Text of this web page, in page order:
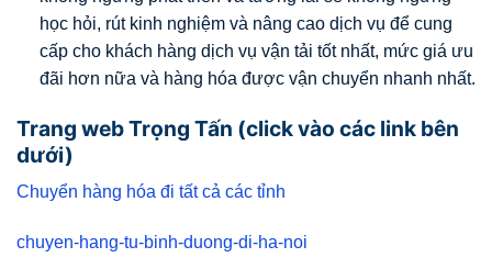
học hỏi, rút kinh nghiệm và nâng cao dịch vụ để cung
cấp cho khách hàng dịch vụ vận tải tốt nhất, mức giá ưu
đãi hơn nữa và hàng hóa được vận chuyển nhanh nhất.
Trang web Trọng Tấn (click vào các link bên
dưới)
Chuyển hàng hóa đi tất cả các tỉnh
chuyen-hang-tu-binh-duong-di-ha-noi